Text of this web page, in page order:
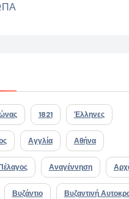
1821 Έλληνες
Αγγλία Αθήνα
Αναγέννηση
Βυζάντιο Βυζαντινή